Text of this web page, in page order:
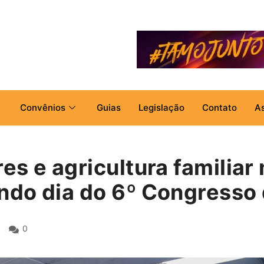
Convênios Guias Legislação Contato
e agricultura familiar
dia do 6º Congresso
0